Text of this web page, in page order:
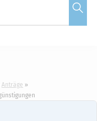

Anträge